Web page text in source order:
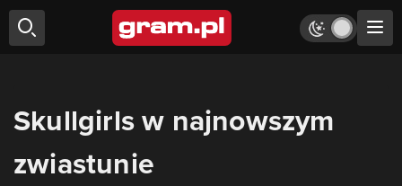
Skullgirls w najnowszym
zwiastunie